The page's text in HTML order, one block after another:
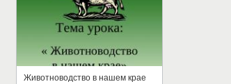
Животноводство в нашем крае